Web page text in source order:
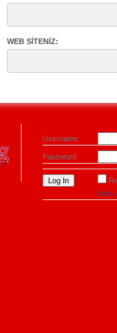
WEB SITENIZ:
Username
Password
Lost